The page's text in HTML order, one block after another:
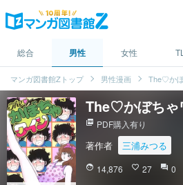
総合 男性 女性 TL
マンガ図書館Zトップ 男性漫画 The♡か
The♡かぼちゃ
picture_as_pdf PDF購入有り
著作者 三浦みつる
face 14,876 favorite_border 27 question_answer 0